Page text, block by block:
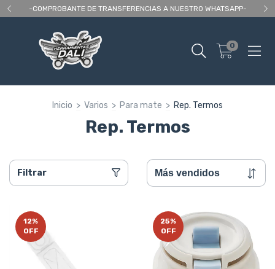
-COMPROBANTE DE TRANSFERENCIAS A NUESTRO WHATSAPP-
0
Inicio > Varios > Para mate > Rep. Termos
Rep. Termos
Filtrar
12%
OFF
25%
OFF